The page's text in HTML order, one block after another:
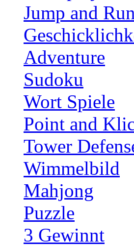
Jump and Run
Adventure
Sudoku
Wort Spiele
Point and
Tower
Wimmelbild
Mahjong
Puzzle
3 Gewinnt